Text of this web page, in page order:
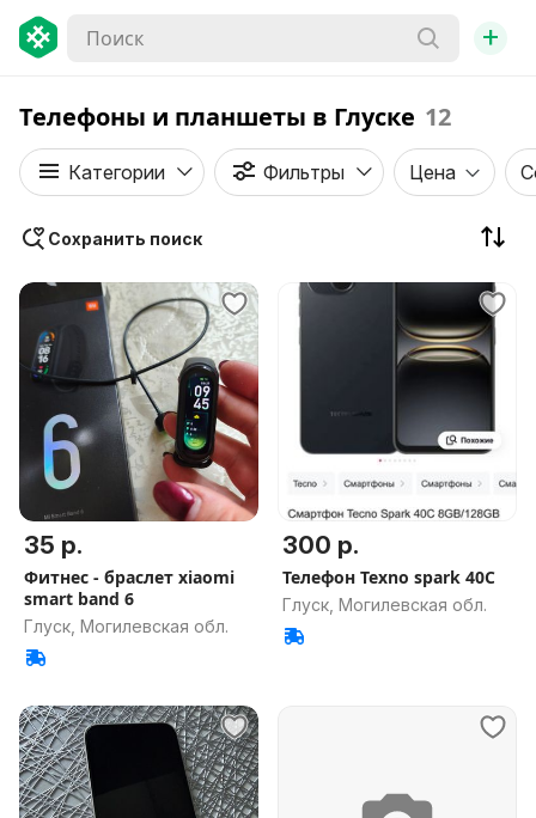
+
Телефоны и планшеты в Глуске 12
Категории Фильтры Цена
Сохранить поиск
35 р.
Фитнес - браслет xiaomi
smart band 6
Глуск, Могилевская обл.
300 р.
Телефон Texno spark 40C
Глуск, Могилевская обл.